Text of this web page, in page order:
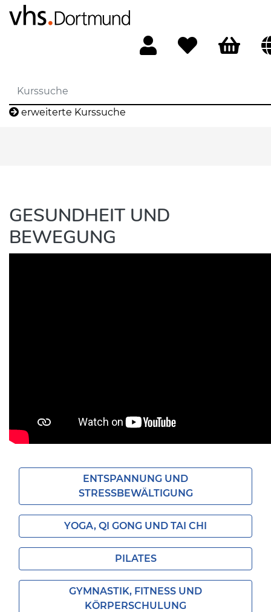
erweiterte Kurssuche
GESUNDHEIT UND
BEWEGUNG
ENTSPANNUNG UND
STRESSBEWÄLTIGUNG
YOGA, QI GONG UND TAI CHI
PILATES
GYMNASTIK, FITNESS UND
KÖRPERSCHULUNG